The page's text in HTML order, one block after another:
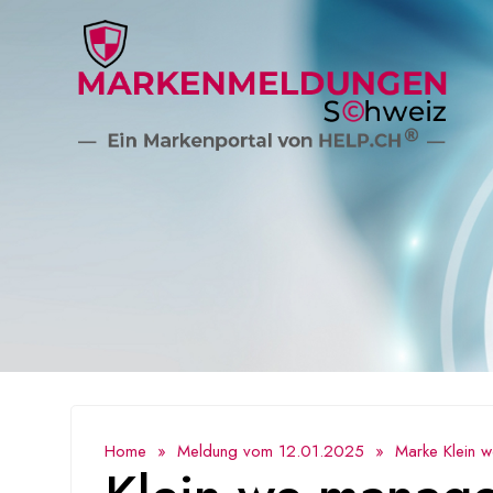
Home » Meldung vom 12.01.2025 » Marke Klein